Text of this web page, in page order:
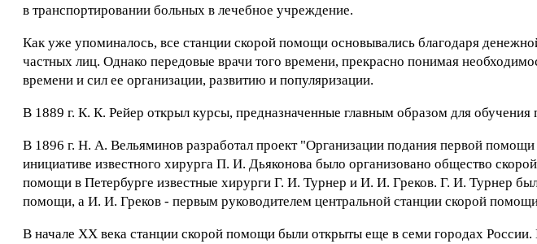
в транспортировании больных в лечебное учреждение.
Как уже упоминалось, все станции скорой помощи основывались благодаря
частных лиц. Однако передовые врачи того времени, прекрасно понимая
времени и сил ее организации, развитию и популяризации.
В 1889 г. К. К. Рейер открыл курсы, предназначенные главным образом для
В 1896 г. Н. А. Вельяминов разработал проект "Организации подания первой
инициативе известного хирурга П. И. Дьяконова было организовано общество
помощи в Петербурге известные хирурги Г. И. Турнер и И. И. Греков. Г. И. Турнер
помощи, а И. И. Греков - первым руководителем центральной станции скорой
В начале XX века станции скорой помощи были открыты еще в семи городах России.